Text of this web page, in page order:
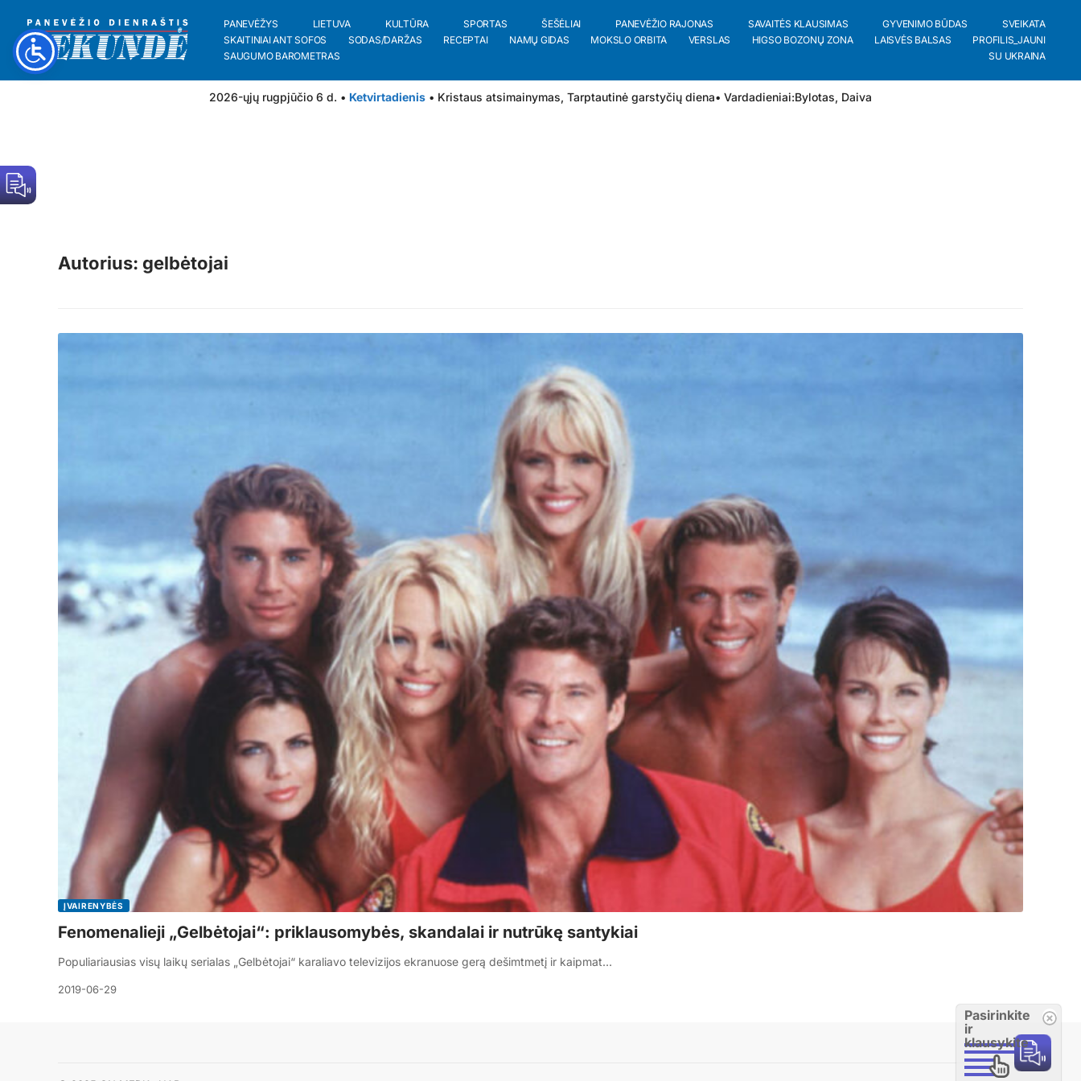
PANEVĖŽYS LIETUVA KULTŪRA SPORTAS ŠEŠĖLIAI PANEVĖŽIO RAJONAS SAVAITĖS KLAUSIMAS GYVENIMO BŪDAS
SVEIKATA
SKAITINIAI ANT SOFOS
SODAS/DARŽAS RECEPTAI NAMŲ GIDAS MOKSLO ORBITA VERSLAS HIGSO BOZONŲ ZONA LAISVĖS BALSAS
PROFILIS_JAUNI
SAUGUMO BAROMETRAS
SU UKRAINA
2026-ųjų rugpjūčio 6 d. • Ketvirtadienis • Kristaus atsimainymas, Tarptautinė garstyčių diena• Vardadieniai:Bylotas, Daiva
Autorius: gelbėtojai
ĮVAIRENYBĖS
Fenomenalieji „Gelbėtojai“: priklausomybės, skandalai ir nutrūkę santykiai
Populiariausias visų laikų serialas „Gelbėtojai“ karaliavo televizijos ekranuose gerą dešimtmetį ir kaipmat…
2019-06-29
Pasirinkite
ir
klausykite